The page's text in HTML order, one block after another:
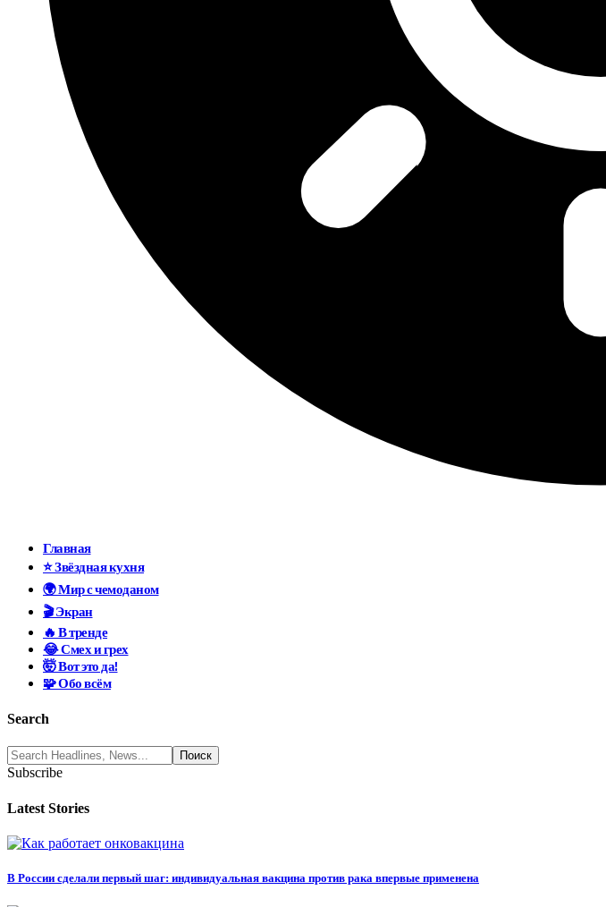
Главная
⭐ Звёздная кухня
🌍 Мир с чемоданом
🎬 Экран
🔥 В тренде
😂 Смех и грех
🤯 Вот это да!
🧩 Обо всём
Search
Subscribe
Latest Stories
В России сделали первый шаг: индивидуальная вакцина против рака впервые применена